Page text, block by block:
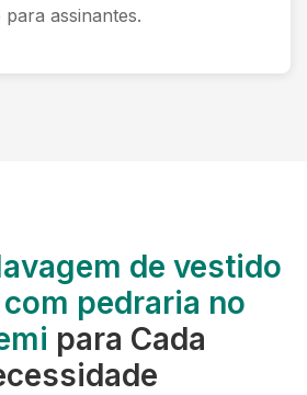
para assinantes.
de vestido
pedraria no
para Cada